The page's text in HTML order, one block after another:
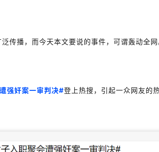
传播，而今天本文要说的事件，可谓轰动全网
强奸案一审判决#登上热搜，引起一众网友的热